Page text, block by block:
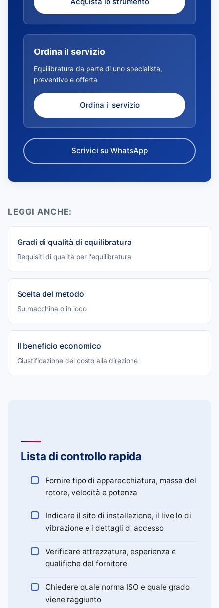
Ordina il servizio
Equilibratura da parte di uno specialista,
preventivo e offerta
Ordina il servizio
Scrivici su WhatsApp
LEGGI ANCHE:
Gradi di qualità di equilibratura
Requisiti di qualità per l'equilibratura
Scelta del metodo
Su macchina o in loco
Il beneficio economico
Giustificazione del costo alla direzione
Lista di controllo rapida
Fornire tipo di apparecchiatura, massa del
rotore, velocità e potenza
Indicare il sito di installazione, il livello di
vibrazione e i dettagli di accesso
Verificare attrezzatura, esperienza e
qualifiche del fornitore
Chiedere quale norma ISO e quale grado
viene raggiunto